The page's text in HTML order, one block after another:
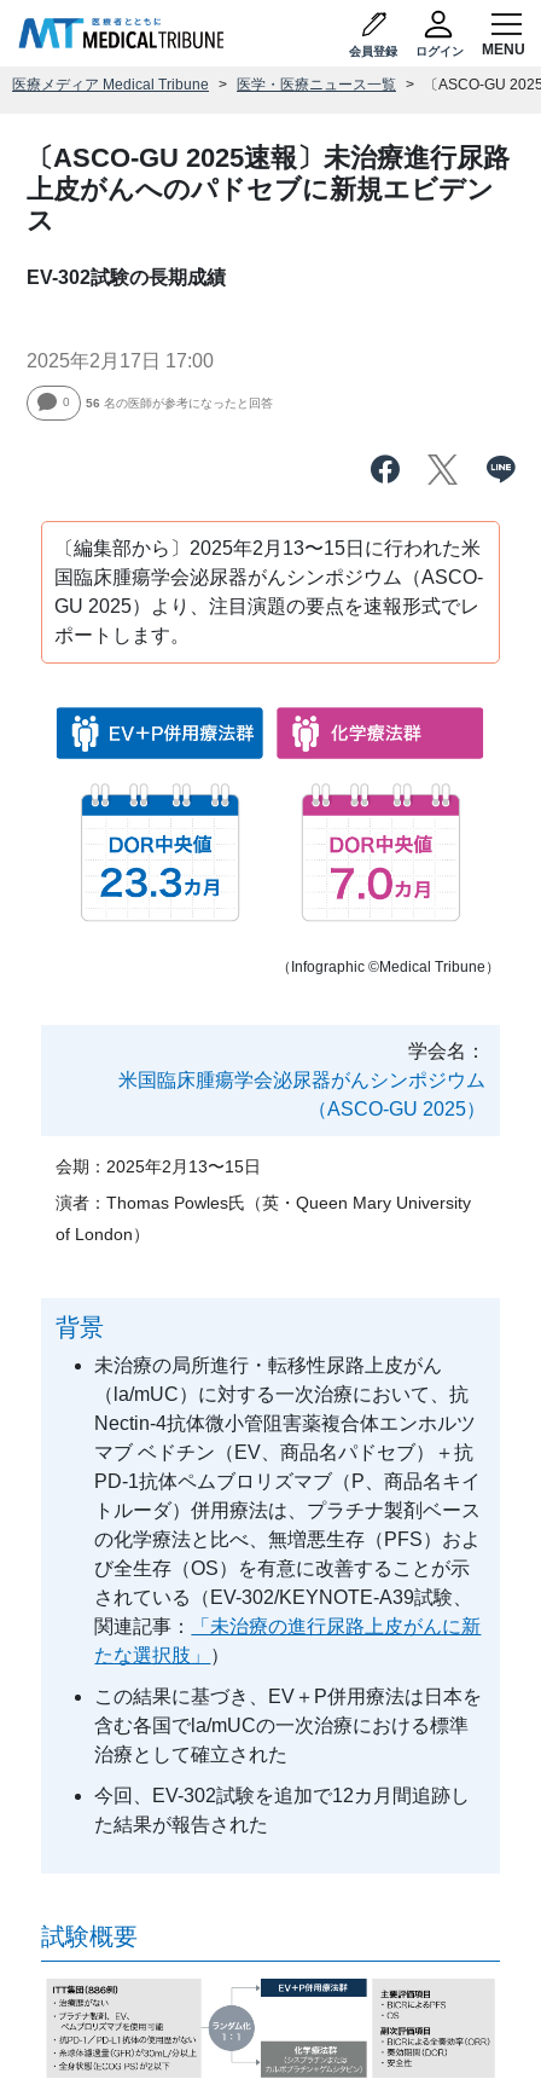
会員登録 ログイン
医療メディア Medical Tribune 医学・医療ニュース一覧 〔ASCO-GU
〔ASCO-GU 2025速報〕未治療進行尿路
上皮がんへのパドセブに新規エビデン
ス
EV-302試験の長期成績
2025年2月17日 17:00
0 56 名の医師が参考になったと回答
〔編集部から〕2025年2月13〜15日に行われた米
国臨床腫瘍学会泌尿器がんシンポジウム（ASCO-
GU 2025）より、注目演題の要点を速報形式でレ
ポートします。
（Infographic ©️Medical Tribune）
学会名：
米国臨床腫瘍学会泌尿器がんシンポジウム
（ASCO-GU 2025）
会期： 2025年2月13〜15日
演者：Thomas Powles氏（英・Queen Mary University
of London）
背景
未治療の局所進行・転移性尿路上皮がん
（la/mUC）に対する一次治療において、抗
Nectin-4抗体微小管阻害薬複合体エンホルツ
マブ ベドチン（EV、商品名パドセブ）＋抗
PD-1抗体ペムブロリズマブ（P、商品名キイ
トルーダ）併用療法は、プラチナ製剤ベース
の化学療法と比べ、無増悪生存（PFS）およ
び全生存（OS）を有意に改善することが示
されている（EV-302/KEYNOTE-A39試験、
関連記事：
「未治療の進行尿路上皮がんに新
たな選択肢」 ）
この結果に基づき、EV＋P併用療法は日本を
含む各国でla/mUCの一次治療における標準
治療として確立された
今回、EV-302試験を追加で12カ月間追跡し
た結果が報告された
試験概要